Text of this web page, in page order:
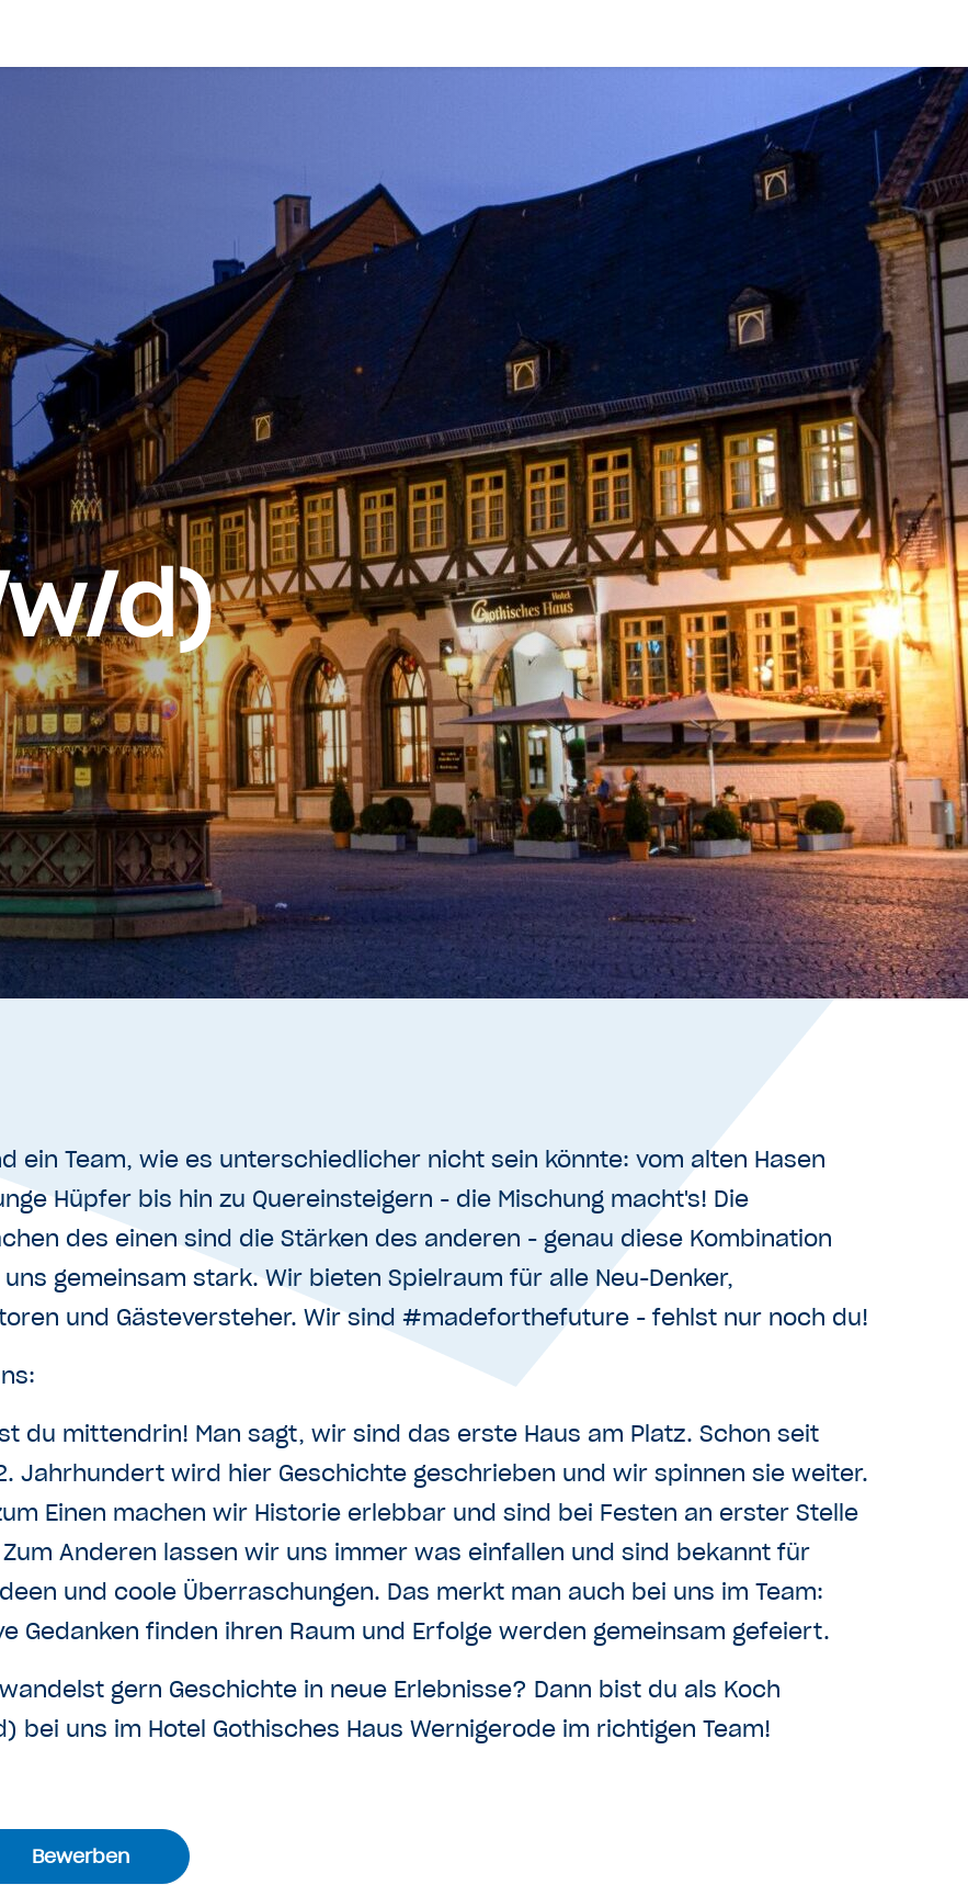
d)
ein Team, wie es unterschiedlicher nicht sein könnte: vom alten Hasen
Hüpfer bis hin zu Quereinsteigern - die Mischung macht's! Die
des einen sind die Stärken des anderen - genau diese Kombination
gemeinsam stark. Wir bieten Spielraum für alle Neu-Denker,
und Gästeversteher. Wir sind #madeforthefuture - fehlst nur noch du!
du mittendrin! Man sagt, wir sind das erste Haus am Platz. Schon seit
Jahrhundert wird hier Geschichte geschrieben und wir spinnen sie weiter.
Einen machen wir Historie erlebbar und sind bei Festen an erster Stelle
Anderen lassen wir uns immer was einfallen und sind bekannt für
und coole Überraschungen. Das merkt man auch bei uns im Team:
Gedanken finden ihren Raum und Erfolge werden gemeinsam gefeiert.
gern Geschichte in neue Erlebnisse? Dann bist du als Koch
bei uns im Hotel Gothisches Haus Wernigerode im richtigen Team!
Bewerben